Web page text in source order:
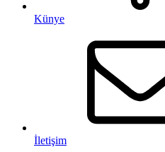
Künye
İletişim